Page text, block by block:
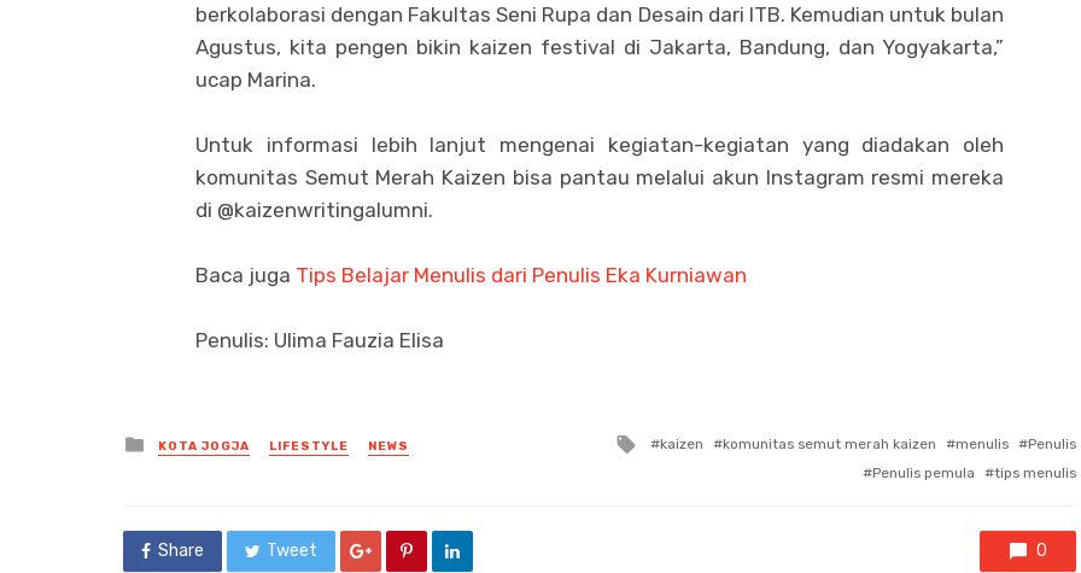
berkolaborasi dengan Fakultas Seni Rupa dan Desain dari ITB. Kemudian untuk bulan
Agustus, kita pengen bikin kaizen festival di Jakarta, Bandung, dan Yogyakarta,”
ucap Marina.
Untuk informasi lebih lanjut mengenai kegiatan-kegiatan yang diadakan oleh
komunitas Semut Merah Kaizen bisa pantau melalui akun Instagram resmi mereka
di @kaizenwritingalumni.
Baca juga Tips Belajar Menulis dari Penulis Eka Kurniawan
Penulis: Ulima Fauzia Elisa
Posted
in
KOTA JOGJA LIFESTYLE NEWS
Tagged
kaizen komunitas semut merah kaizen menulis
Penulis
Penulis pemula
tips menulis
Share Tweet 0